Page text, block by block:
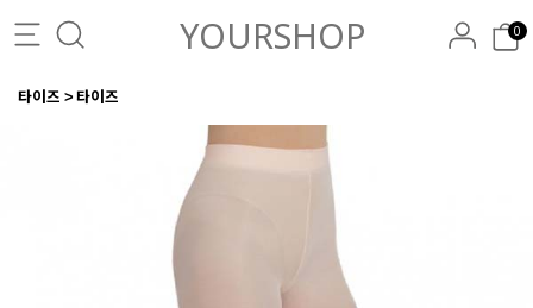
YOURSHOP 0
타이즈 타이즈